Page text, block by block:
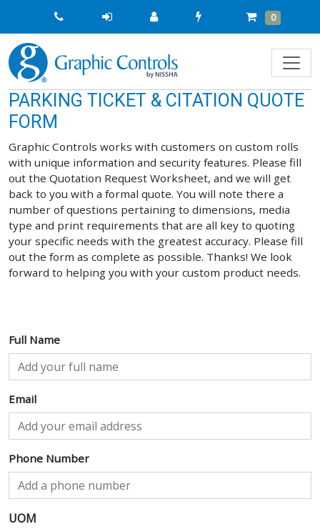
Quick
Order
Cart
0 Items
PARKING TICKET & CITATION QUOTE
FORM
Graphic Controls works with customers on custom rolls
with unique information and security features. Please fill
out the Quotation Request Worksheet, and we will get
back to you with a formal quote. You will note there a
number of questions pertaining to dimensions, media
type and print requirements that are all key to quoting
your specific needs with the greatest accuracy. Please fill
out the form as complete as possible. Thanks! We look
forward to helping you with your custom product needs.
Full Name
Email
Phone Number
UOM